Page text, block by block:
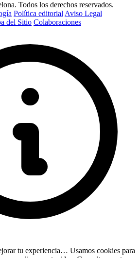
Todos los derechos reservados.
Política editorialAviso Legal
del Sitio Colaboraciones
tu experiencia… Usamos cookies para